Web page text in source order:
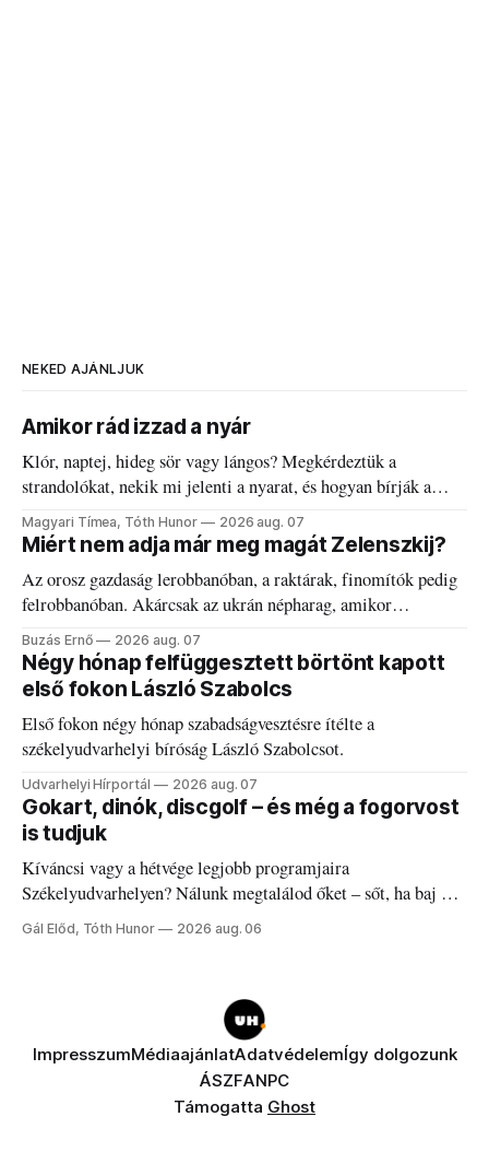
NEKED AJÁNLJUK
Amikor rád izzad a nyár
Klór, naptej, hideg sör vagy lángos? Megkérdeztük a
strandolókat, nekik mi jelenti a nyarat, és hogyan bírják a
kánikulát.
Magyari Tímea, Tóth Hunor 2026 aug. 07
Miért nem adja már meg magát Zelenszkij?
Az orosz gazdaság lerobbanóban, a raktárak, finomítók pedig
felrobbanóban. Akárcsak az ukrán népharag, amikor
elégedetlen vezetőivel.
Buzás Ernő 2026 aug. 07
Négy hónap felfüggesztett börtönt kapott
első fokon László Szabolcs
Első fokon négy hónap szabadságvesztésre ítélte a
székelyudvarhelyi bíróság László Szabolcsot.
Udvarhelyi Hírportál 2026 aug. 07
Gokart, dinók, discgolf – és még a fogorvost
is tudjuk
Kíváncsi vagy a hétvége legjobb programjaira
Székelyudvarhelyen? Nálunk megtalálod őket – sőt, ha baj van
a fogaddal, a fogorvosi ügyeletet is!
Gál Előd, Tóth Hunor 2026 aug. 06
ImpresszumMédiaajánlatAdatvédelemÍgy dolgozunk
ÁSZFANPC
Támogatta Ghost